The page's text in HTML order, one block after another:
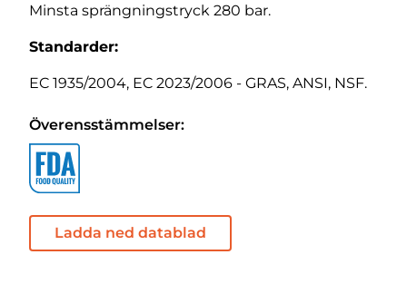
Minsta sprängningstryck 280 bar.
Standarder:
EC 1935/2004, EC 2023/2006 - GRAS, ANSI, NSF.
Överensstämmelser:
Ladda ned datablad